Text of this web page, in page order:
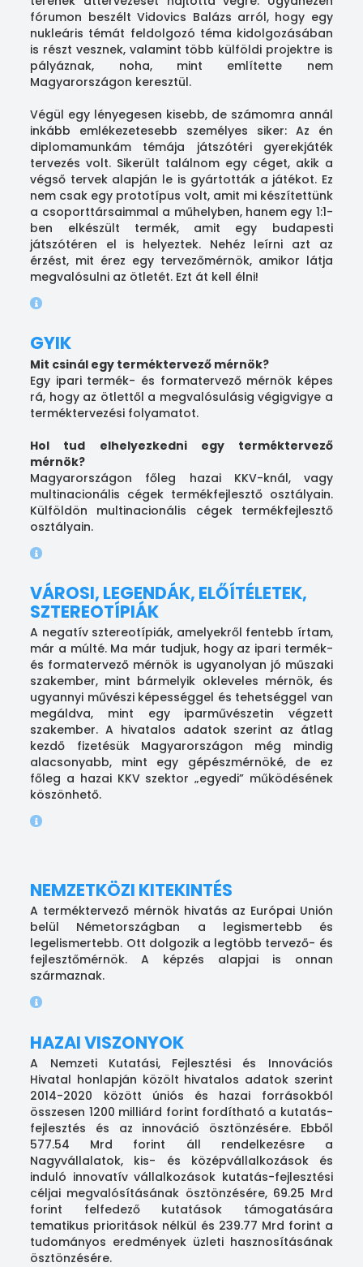
fórumon beszélt Vidovics Balázs arról, hogy egy
nukleáris témát feldolgozó téma kidolgozásában
is részt vesznek, valamint több külföldi projektre is
pályáznak, noha, mint említette nem
Magyarországon keresztül.
Végül egy lényegesen kisebb, de számomra annál
inkább emlékezetesebb személyes siker: Az én
diplomamunkám témája játszótéri gyerekjáték
tervezés volt. Sikerült találnom egy céget, akik a
végső tervek alapján le is gyártották a játékot. Ez
nem csak egy prototípus volt, amit mi készítettünk
a csoporttársaimmal a műhelyben, hanem egy 1:1-
ben elkészült termék, amit egy budapesti
játszótéren el is helyeztek. Nehéz leírni azt az
érzést, mit érez egy tervezőmérnök, amikor látja
megvalósulni az ötletét. Ezt át kell élni!
GYIK
Mit csinál egy terméktervező mérnök?
Egy ipari termék- és formatervező mérnök képes
rá, hogy az ötlettől a megvalósulásig végigvigye a
terméktervezési folyamatot.
Hol tud elhelyezkedni egy terméktervező
mérnök?
Magyarországon főleg hazai KKV-knál, vagy
multinacionális cégek termékfejlesztő osztályain.
Külföldön multinacionális cégek termékfejlesztő
osztályain.
VÁROSI, LEGENDÁK, ELŐÍTÉLETEK,
SZTEREOTÍPIÁK
A negatív sztereotípiák, amelyekről fentebb írtam,
már a múlté. Ma már tudjuk, hogy az ipari termék-
és formatervező mérnök is ugyanolyan jó műszaki
szakember, mint bármelyik okleveles mérnök, és
ugyannyi művészi képességgel és tehetséggel van
megáldva, mint egy iparművészetin végzett
szakember. A hivatalos adatok szerint az átlag
kezdő fizetésük Magyarországon még mindig
alacsonyabb, mint egy gépészmérnöké, de ez
főleg a hazai KKV szektor „egyedi” működésének
köszönhető.
NEMZETKÖZI KITEKINTÉS
A terméktervező mérnök hivatás az Európai Unión
belül Németországban a legismertebb és
legelismertebb. Ott dolgozik a legtöbb tervező- és
fejlesztőmérnök. A képzés alapjai is onnan
származnak.
HAZAI VISZONYOK
A Nemzeti Kutatási, Fejlesztési és Innovációs
Hivatal honlapján közölt hivatalos adatok szerint
2014-2020 között úniós és hazai forrásokból
összesen 1200 milliárd forint fordítható a kutatás-
fejlesztés és az innováció ösztönzésére. Ebből
577.54 Mrd forint áll rendelkezésre a
Nagyvállalatok, kis- és középvállalkozások és
induló innovatív vállalkozások kutatás-fejlesztési
céljai megvalósításának ösztönzésére, 69.25 Mrd
forint felfedező kutatások támogatására
tematikus prioritások nélkül és 239.77 Mrd forint a
tudományos eredmények üzleti hasznosításának
ösztönzésére.